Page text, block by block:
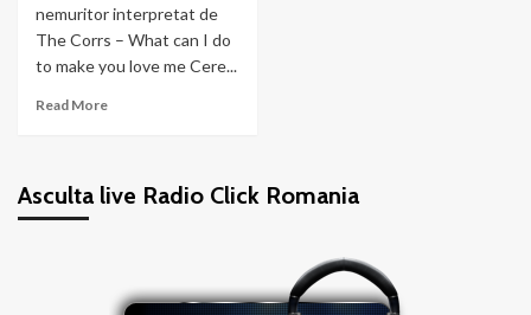
nemuritor interpretat de
The Corrs – What can I do
to make you love me Cere...
Read MoreRead
Corrs
do
Asculta live Radio Click Romania